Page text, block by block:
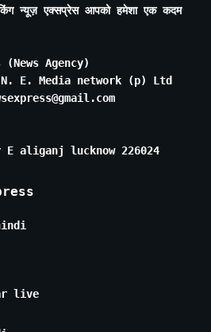
न्यूज़ एक्सप्रेस आपको हमेशा एक कदम
Agency)
E. Media network (p) Ltd
E aliganj lucknow 226024
live